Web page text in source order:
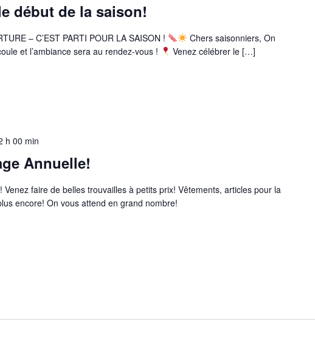
début de la saison!
– C’EST PARTI POUR LA SAISON !
Chers saisonniers, On
et l’ambiance sera au rendez-vous !
Venez célébrer le […]
h 00 min
Annuelle!
faire de belles trouvailles à petits prix! Vêtements, articles pour la
encore! On vous attend en grand nombre!